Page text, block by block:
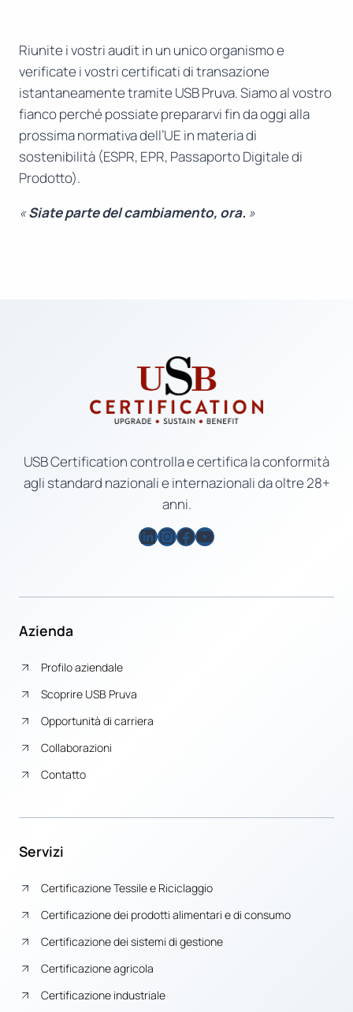
Riunite i vostri audit in un unico organismo e
verificate i vostri certificati di transazione
istantaneamente tramite USB Pruva. Siamo al vostro
fianco perché possiate prepararvi fin da oggi alla
prossima normativa dell’UE in materia di
sostenibilità (ESPR, EPR, Passaporto Digitale di
Prodotto).
«Siate parte del cambiamento, ora. »
USB Certification controlla e certifica la conformità
agli standard nazionali e internazionali da oltre 28+
anni.
LinkedIn
Instagram
Facebook
YouTube
Azienda
Profilo aziendale
Scoprire USB Pruva
Opportunità di carriera
Collaborazioni
Contatto
Servizi
Certificazione Tessile e Riciclaggio
Certificazione dei prodotti alimentari e di consumo
Certificazione dei sistemi di gestione
Certificazione agricola
Certificazione industriale